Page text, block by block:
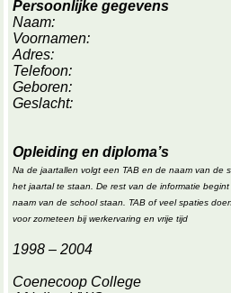
Persoonlijke gegevens
Naam:
Voornamen:
Adres:
Telefoon:
Geboren:
Geslacht:
Opleiding en diploma’s
Na de jaartallen volgt een TAB en de naam van de
het jaartal te staan. De rest van de informatie
naam van de school staan. TAB of veel spaties
voor zometeen bij werkervaring en vrije tijd
1998 – 2004
Coenecoop College